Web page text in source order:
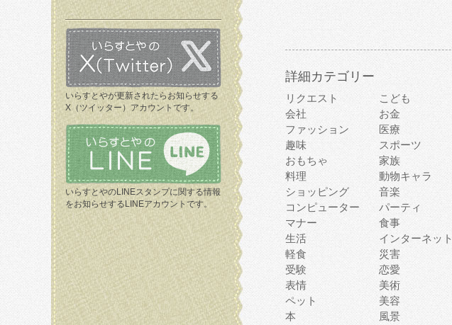
いらすとやが更新されたらお知らせする
X（ツイッター）アカウントです。
いらすとやのLINEスタンプに関する情報
をお知らせするLINEアカウントです。
詳細カテゴリー
リクエスト こども
会社
お金
ファッション
医療
趣味
スポーツ
おもちゃ
家族
料理
動物キャラ
ショッピング
音楽
コンピューター
パーティ
マナー
食事
生活
インターネット
軽食
災害
受験
恋愛
表情
美術
ペット
美容
本
風景